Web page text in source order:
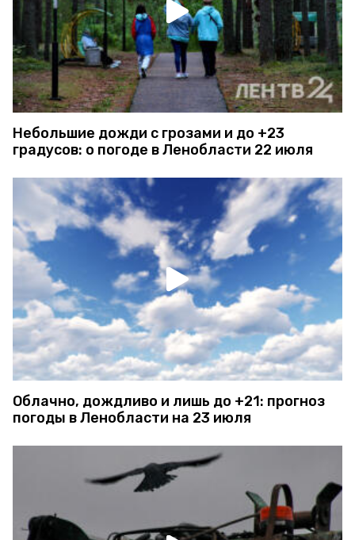
Небольшие дожди с грозами и до +23
градусов: о погоде в Ленобласти 22 июля
Облачно, дождливо и лишь до +21: прогноз
погоды в Ленобласти на 23 июля